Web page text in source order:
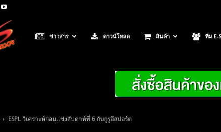
Neolution
ข่าวสาร ดาวน์โหลด สินค้า ทีม E-
ESPL วิเคราะห์ก่อนเเข่งสัปดาห์ที่ 6 กับกูรูอีสปอร์ต